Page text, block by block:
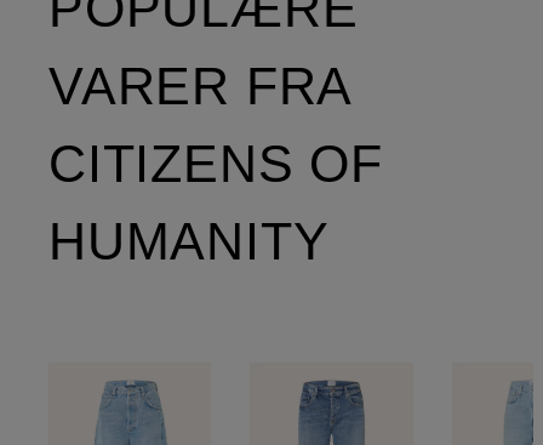
VARER FRA
CITIZENS OF
HUMANITY